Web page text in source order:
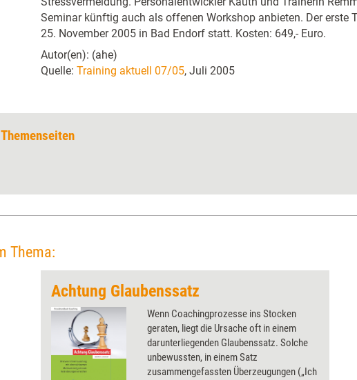
Seminar künftig auch als offenen Workshop anbieten. Der erste
25. November 2005 in Bad Endorf statt. Kosten: 649,- Euro.
Autor(en): (ahe)
Quelle: Training aktuell 07/05, Juli 2005
Thema:
Achtung Glaubenssatz
Wenn Coachingprozesse ins Stocken
geraten, liegt die Ursache oft in einem
darunterliegenden Glaubenssatz. Solche
unbewussten, in einem Satz
zusammengefassten Überzeugungen („Ich